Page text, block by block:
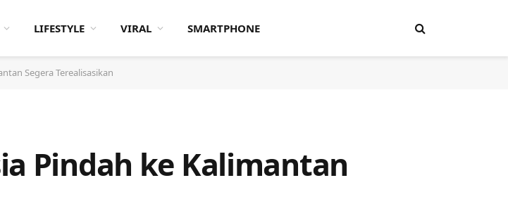
LIFESTYLE VIRAL SMARTPHONE
Segera Terealisasikan
Pindah ke Kalimantan